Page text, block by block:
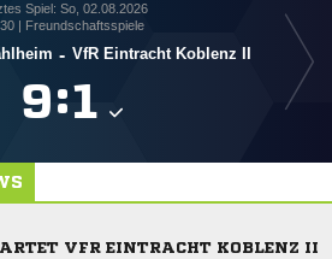
Spiel: So, 02.08.2026
| Freundschaftsspiele
- VfR Eintracht Koblenz II
:
VFR EINTRACHT KOBLENZ II